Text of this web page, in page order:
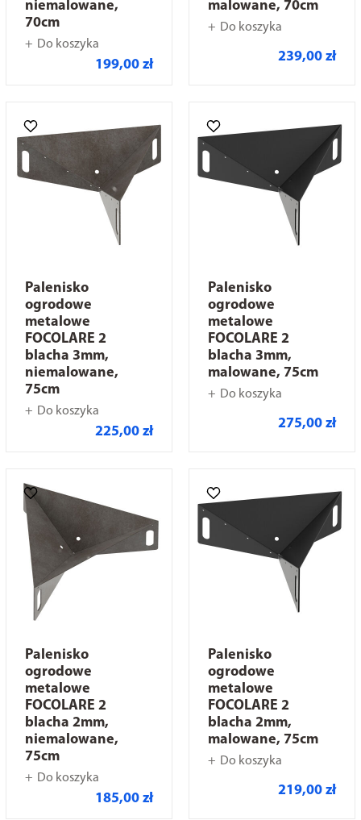
niemalowane,
70cm
Do koszyka
199,00 zł
malowane, 70cm
Do koszyka
239,00 zł
Palenisko
ogrodowe
metalowe
FOCOLARE 2
blacha 3mm,
niemalowane,
75cm
Do koszyka
225,00 zł
Palenisko
ogrodowe
metalowe
FOCOLARE 2
blacha 3mm,
malowane, 75cm
Do koszyka
275,00 zł
Palenisko
ogrodowe
metalowe
FOCOLARE 2
blacha 2mm,
niemalowane,
75cm
Do koszyka
185,00 zł
Palenisko
ogrodowe
metalowe
FOCOLARE 2
blacha 2mm,
malowane, 75cm
Do koszyka
219,00 zł